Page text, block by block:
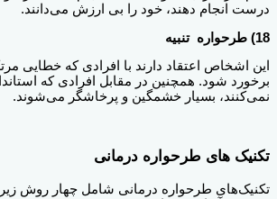
درست انجام دهند، خود را بی ارزش می‌دانند.
18) طرحواره
تنبیه
این اشخاص اعتقاد دارند با افرادی که خطایی
برخورد شود. همچنین در مقابل افرادی که
نمی‌کنند، بسیار خشمگین و‌ پرخاشگر می‌شوند.
تکنیک های طرحواره درمانی
تکنیک‌های طرحواره درمانی شامل چهار روش‌